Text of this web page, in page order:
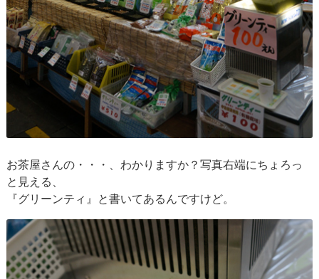
お茶屋さんの・・・、わかりますか？写真右端にちょろっ
と見える、
『グリーンティ』と書いてあるんですけど。